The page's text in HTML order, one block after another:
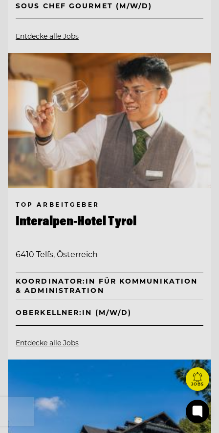
SOUS CHEF GOURMET (M/W/D)
Entdecke alle Jobs
TOP ARBEITGEBER
Interalpen-Hotel Tyrol
6410 Telfs, Österreich
KOORDINATOR:IN FÜR KOMMUNIKATION
& ADMINISTRATION
OBERKELLNER:IN (M/W/D)
Entdecke alle Jobs
JOBS